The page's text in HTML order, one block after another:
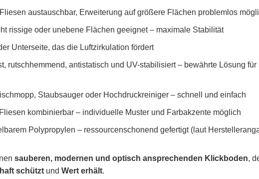
austauschbar, Erweiterung auf größere Flächen problemlos
rissige oder unebene Flächen geeignet – maximale Stabilität
Unterseite, das die Luftzirkulation fördert
rutschhemmend, antistatisch und UV-stabilisiert – bewährte Lösung für
Staubsauger oder Hochdruckreiniger – schnell und einfach
kombinierbar – individuelle Muster und Farbakzente möglich
Polypropylen – ressourcenschonend gefertigt (laut
sauberen, modernen und optisch ansprechenden Klickboden,
schützt und Wert erhält.